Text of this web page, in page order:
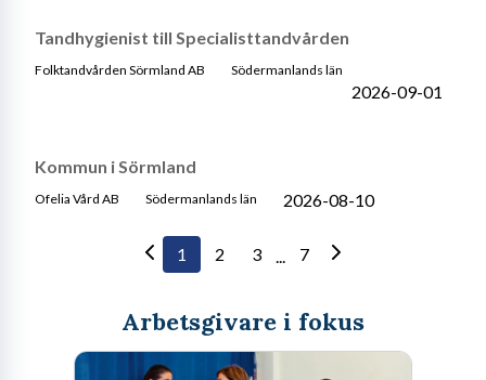
Tandhygienist till Specialisttandvården
Folktandvården Sörmland AB Södermanlands län
2026-09-01
Kommun i Sörmland
Ofelia Vård AB Södermanlands län 2026-08-10
1 2 3 ... 7
Arbetsgivare i fokus